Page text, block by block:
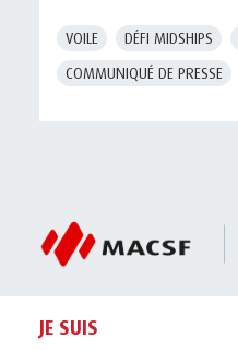
VOILE DÉFI MIDSHIPS
COMMUNIQUÉ DE PRESSE
JE SUIS